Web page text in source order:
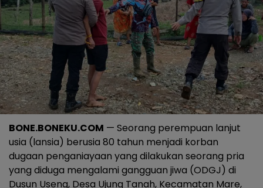
BONE.BONEKU.COM — Seorang perempuan lanjut
usia (lansia) berusia 80 tahun menjadi korban
dugaan penganiayaan yang dilakukan seorang pria
yang diduga mengalami gangguan jiwa (ODGJ) di
Dusun Useng, Desa Ujung Tanah, Kecamatan Mare,